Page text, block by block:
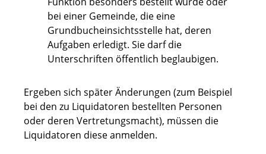
bei einer Gemeinde, die eine
Grundbucheinsichtsstelle hat, deren
Aufgaben erledigt. Sie darf die
Unterschriften öffentlich beglaubigen.
Ergeben sich später Änderungen (zum Beispiel
bei den zu Liquidatoren bestellten Personen
oder deren Vertretungsmacht), müssen die
Liquidatoren diese anmelden.